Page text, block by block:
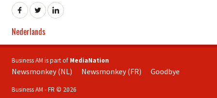
Nederlands
Business AM is part of MediaNation
Newsmonkey (NL) Newsmonkey (FR) Goodbye
Business AM - FR © 2026